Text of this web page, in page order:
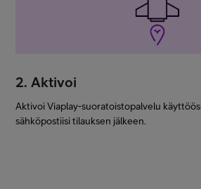
2. Aktivoi
Aktivoi Viaplay-suoratoistopalvelu
sähköpostiisi tilauksen jälkeen.